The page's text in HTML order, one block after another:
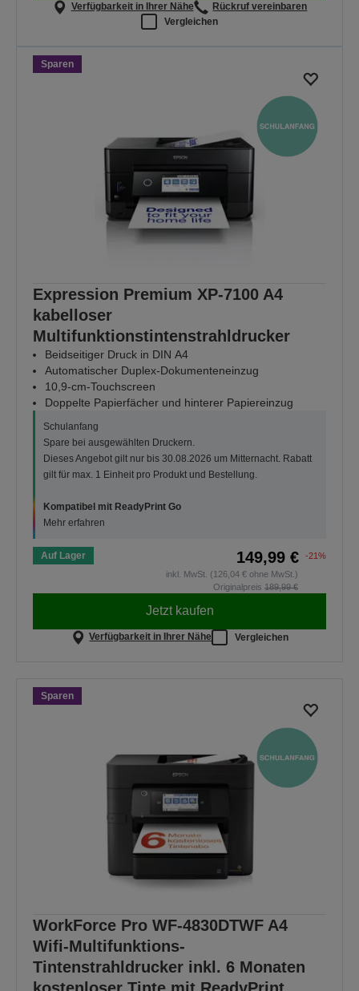
Verfügbarkeit in Ihrer Nähe
Rückruf vereinbaren
Vergleichen
Sparen
Expression Premium XP-7100 A4
kabelloser
Multifunktionstintenstrahldrucker
Beidseitiger Druck in DIN A4
Automatischer Duplex-Dokumenteneinzug
10,9-cm-Touchscreen
Doppelte Papierfächer und hinterer Papiereinzug
Schulanfang
Spare bei ausgewählten Druckern.
Dieses Angebot gilt nur bis 30.08.2026 um Mitternacht. Rabatt
gilt für max. 1 Einheit pro Produkt und Bestellung.
Kompatibel mit ReadyPrint Go
Mehr erfahren
Auf Lager 149,99 €
-21%
inkl. MwSt. (126,04 € ohne MwSt.)
Originalpreis 189,99 €
Jetzt kaufen
Verfügbarkeit in Ihrer Nähe Vergleichen
Sparen
WorkForce Pro WF-4830DTWF A4
Wifi-Multifunktions-
Tintenstrahldrucker inkl. 6 Monaten